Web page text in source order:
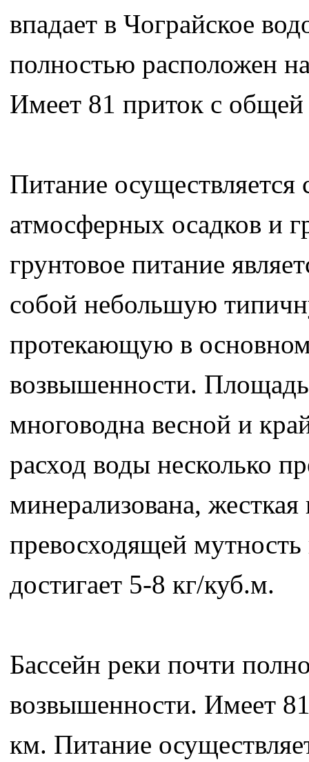
впадает в Чограйское
полностью расположен
Имеет 81 приток с
Питание осуществляется
атмосферных осадков и
грунтовое питание
собой небольшую
протекающую в
возвышенности.
многоводна весной и
расход воды несколько
минерализована,
превосходящей
достигает 5-8 кг/куб.м.
Бассейн реки почти
возвышенности. Имеет
км. Питание